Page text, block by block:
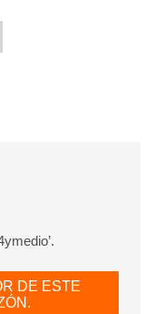
DE ESTE